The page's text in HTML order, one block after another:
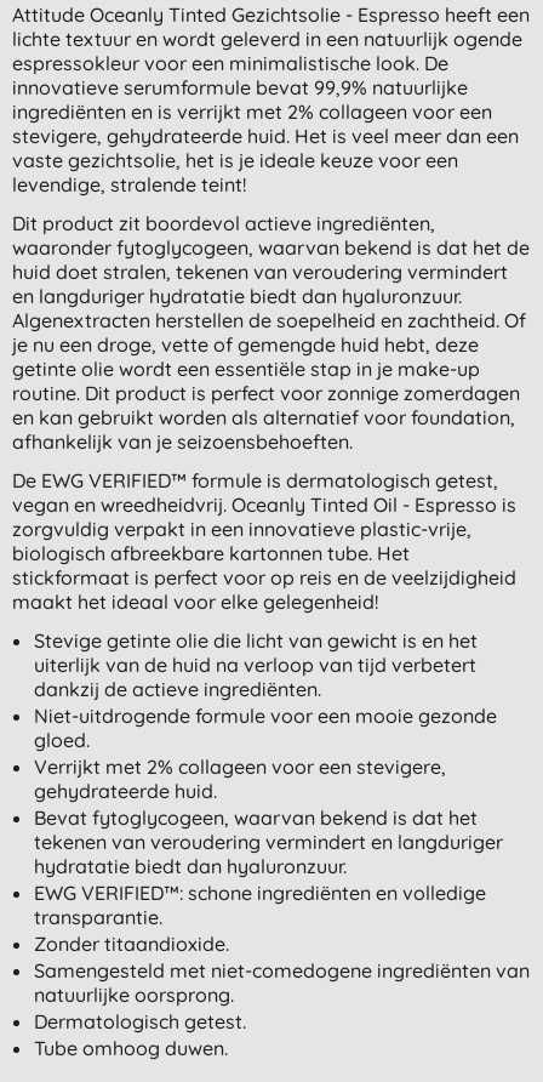
Attitude Oceanly Tinted Gezichtsolie - Espresso heeft een
lichte textuur en wordt geleverd in een natuurlijk ogende
espressokleur voor een minimalistische look. De
innovatieve serumformule bevat 99,9% natuurlijke
ingrediënten en is verrijkt met 2% collageen voor een
stevigere, gehydrateerde huid. Het is veel meer dan een
vaste gezichtsolie, het is je ideale keuze voor een
levendige, stralende teint!
Dit product zit boordevol actieve ingrediënten,
waaronder fytoglycogeen, waarvan bekend is dat het de
huid doet stralen, tekenen van veroudering vermindert
en langduriger hydratatie biedt dan hyaluronzuur.
Algenextracten herstellen de soepelheid en zachtheid. Of
je nu een droge, vette of gemengde huid hebt, deze
getinte olie wordt een essentiële stap in je make-up
routine. Dit product is perfect voor zonnige zomerdagen
en kan gebruikt worden als alternatief voor foundation,
afhankelijk van je seizoensbehoeften.
De EWG VERIFIED™ formule is dermatologisch getest,
vegan en wreedheidvrij. Oceanly Tinted Oil - Espresso is
zorgvuldig verpakt in een innovatieve plastic-vrije,
biologisch afbreekbare kartonnen tube. Het
stickformaat is perfect voor op reis en de veelzijdigheid
maakt het ideaal voor elke gelegenheid!
Stevige getinte olie die licht van gewicht is en het
uiterlijk van de huid na verloop van tijd verbetert
dankzij de actieve ingrediënten.
Niet-uitdrogende formule voor een mooie gezonde
gloed.
Verrijkt met 2% collageen voor een stevigere,
gehydrateerde huid.
Bevat fytoglycogeen, waarvan bekend is dat het
tekenen van veroudering vermindert en langduriger
hydratatie biedt dan hyaluronzuur.
EWG VERIFIED™: schone ingrediënten en volledige
transparantie.
Zonder titaandioxide.
Samengesteld met niet-comedogene ingrediënten van
natuurlijke oorsprong.
Dermatologisch getest.
Tube omhoog duwen.